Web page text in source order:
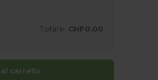
Totale: CHF0.00
carrello